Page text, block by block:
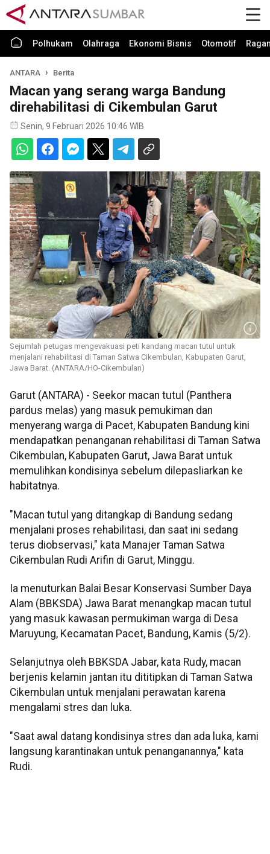
Polhukam Olahraga Ekonomi Bisnis Otomotif
ANTARA Berita
Macan yang serang warga Bandung
direhabilitasi di Cikembulan Garut
Senin, 9 Februari 2026 10:46 WIB
Sejumlah petugas mengevakuasi peti kandang macan tutul untuk
menjalani rehabilitasi di Taman Satwa Cikembulan, Kabupaten Garut,
Jawa Barat. (ANTARA/HO-Cikembulan)
Garut (ANTARA) - Seekor macan tutul (Panthera
pardus melas) yang masuk pemukiman dan
menyerang warga di Pacet, Kabupaten Bandung kini
mendapatkan penanganan rehabilitasi di Taman Satwa
Cikembulan, Kabupaten Garut, Jawa Barat untuk
memulihkan kondisinya sebelum dilepasliarkan ke
habitatnya.
"Macan tutul yang ditangkap di Bandung sedang
menjalani proses rehabilitasi, dan saat ini sedang
terus diobservasi," kata Manajer Taman Satwa
Cikembulan Rudi Arifin di Garut, Minggu.
Ia menuturkan Balai Besar Konservasi Sumber Daya
Alam (BBKSDA) Jawa Barat menangkap macan tutul
yang masuk kawasan permukiman warga di Desa
Maruyung, Kecamatan Pacet, Bandung, Kamis (5/2).
Selanjutnya oleh BBKSDA Jabar, kata Rudy, macan
berjenis kelamin jantan itu dititipkan di Taman Satwa
Cikembulan untuk menjalani perawatan karena
mengalami stres dan luka.
"Saat awal datang kondisinya stres dan ada luka, kami
langsung karantinakan untuk penanganannya," kata
Rudi.